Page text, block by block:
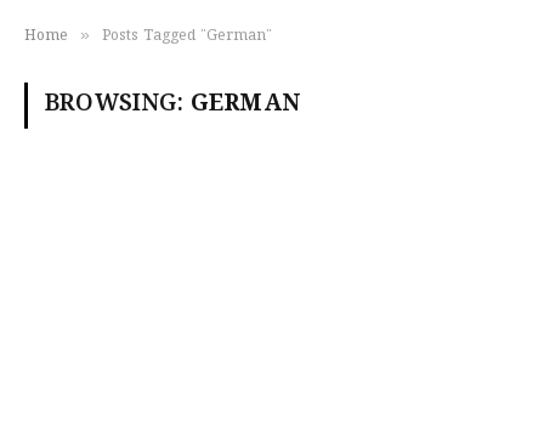
Home » Posts Tagged "German"
BROWSING: GERMAN